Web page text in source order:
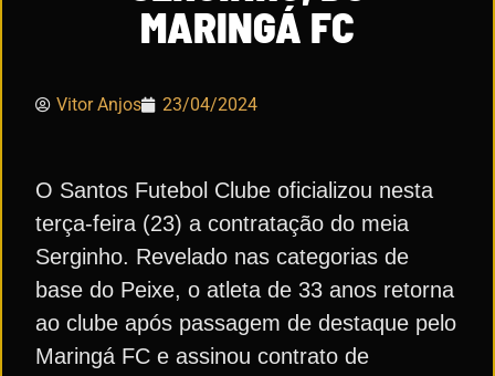
MARINGÁ FC
Vitor Anjos 23/04/2024
O Santos Futebol Clube oficializou nesta
terça-feira (23) a contratação do meia
Serginho. Revelado nas categorias de
base do Peixe, o atleta de 33 anos retorna
ao clube após passagem de destaque pelo
Maringá FC e assinou contrato de